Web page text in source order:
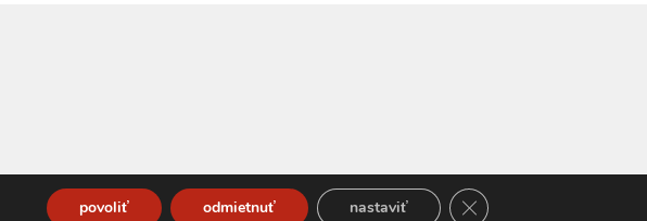
povoliť odmietnuť nastaviť Close GDPR Cookie